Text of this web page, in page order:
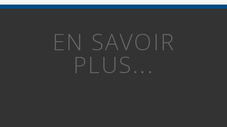
EN SAVOIR
PLUS...